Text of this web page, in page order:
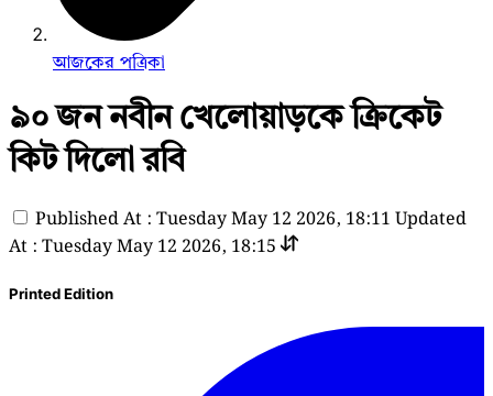
আজকের পত্রিকা
৯০ জন নবীন খেলোয়াড়কে ক্রিকেট
কিট দিলো রবি
Published At : Tuesday May 12 2026, 18:11 Updated
At : Tuesday May 12 2026, 18:15
Printed Edition